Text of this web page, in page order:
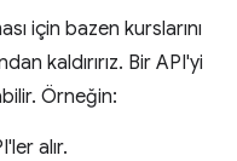
için bazen kurslarını
kaldırırız. Bir API'yi
Örneğin:
alır.